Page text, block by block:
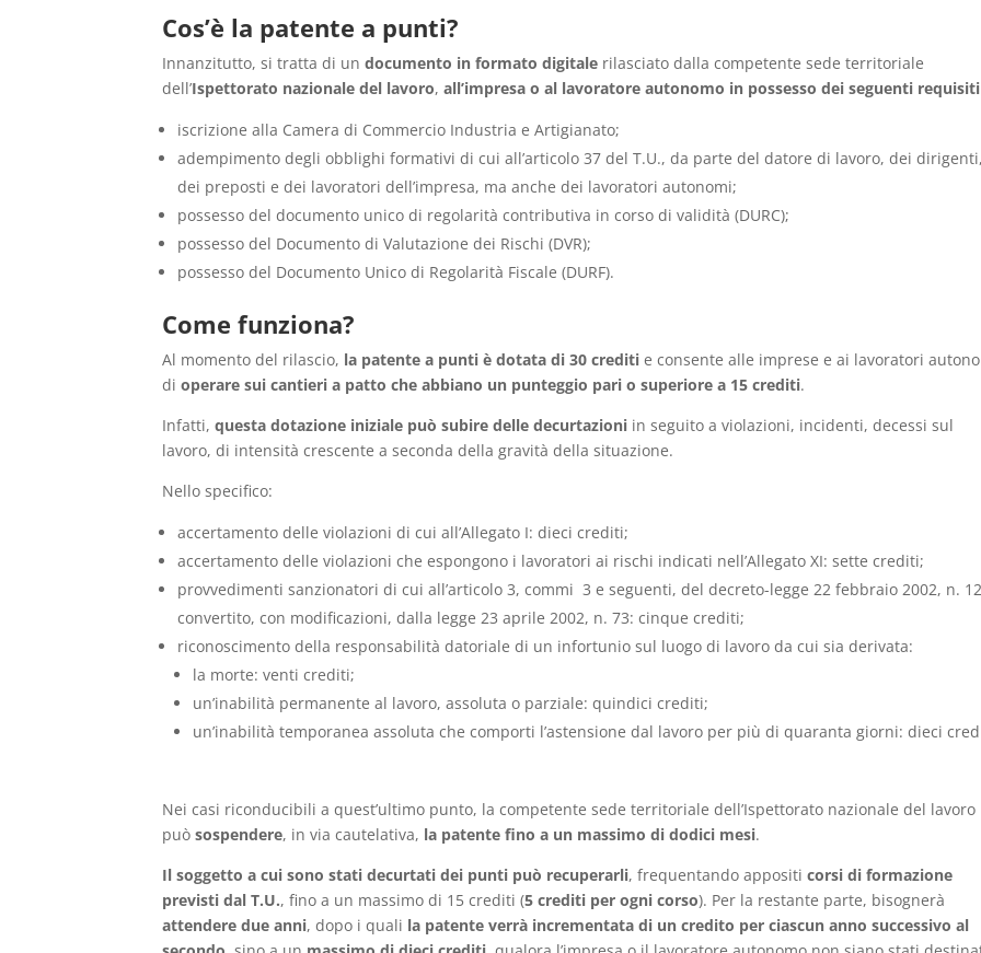
Cos’è la patente a punti?
Innanzitutto, si tratta di un documento in formato digitalerilasciato dalla competente sede territoriale
dell’Ispettorato nazionale del lavoro, all’impresa o al lavoratore autonomo in possesso dei seguenti requisiti
iscrizione alla Camera di Commercio Industria e Artigianato;
adempimento degli obblighi formativi di cui all’articolo 37 del T.U., da parte del datore di lavoro, dei
dei preposti e dei lavoratori dell’impresa, ma anche dei lavoratori autonomi;
possesso del documento unico di regolarità contributiva in corso di validità (DURC);
possesso del Documento di Valutazione dei Rischi (DVR);
possesso del Documento Unico di Regolarità Fiscale (DURF).
Come funziona?
Al momento del rilascio, la patente a punti è dotata di 30 creditie consente alle imprese e ai lavoratori
di operare sui cantieri a patto che abbiano un punteggio pari o superiore a 15 crediti.
Infatti, questa dotazione iniziale può subire delle decurtazioni in seguito a violazioni, incidenti, decessi sul
lavoro, di intensità crescente a seconda della gravità della situazione.
Nello specifico:
accertamento delle violazioni di cui all’Allegato I: dieci crediti;
accertamento delle violazioni che espongono i lavoratori ai rischi indicati nell’Allegato XI: sette crediti;
provvedimenti sanzionatori di cui all’articolo 3, commi 3 e seguenti, del decreto-legge 22 febbraio 2002, n.
convertito, con modificazioni, dalla legge 23 aprile 2002, n. 73: cinque crediti;
riconoscimento della responsabilità datoriale di un infortunio sul luogo di lavoro da cui sia derivata:
la morte: venti crediti;
un’inabilità permanente al lavoro, assoluta o parziale: quindici crediti;
un’inabilità temporanea assoluta che comporti l’astensione dal lavoro per più di quaranta giorni: dieci
Nei casi riconducibili a quest’ultimo punto, la competente sede territoriale dell’Ispettorato nazionale del lavoro
può sospendere, in via cautelativa, la patente fino a un massimo di dodici mesi.
Il soggetto a cui sono stati decurtati dei punti può recuperarli, frequentando appositi corsi di formazione
previsti dal T.U., fino a un massimo di 15 crediti (5 crediti per ogni corso). Per la restante parte, bisognerà
attendere due anni, dopo i quali la patente verrà incrementata di un credito per ciascun anno successivo al